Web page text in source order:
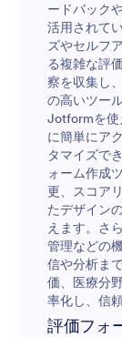
ードバック
活用されて
ズやセルフ
る複雑な評
察を収集し
の高いツー
Jotformを使
に簡単にア
タマイズで
ォーム作成
更、スコア
たデザイン
えます。さ
管理などの
信や分析ま
価、医療分
率化し、信
評価フォ